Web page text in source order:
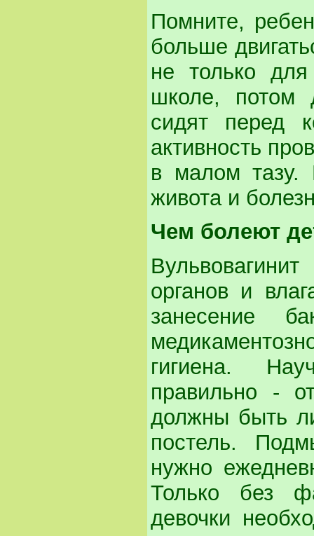
Помните,
больше
не только
школе, потом
сидят перед
активность
в малом тазу.
живота и
Чем болеют
органов и
занесение
гигиена.
правильно -
должны быть
постель.
нужно
Только без
девочки